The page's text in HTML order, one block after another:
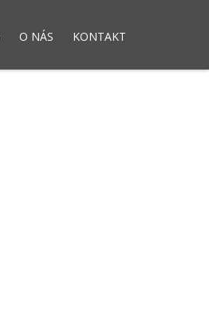
O NÁS KONTAKT